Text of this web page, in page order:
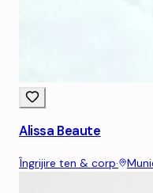
Alissa Beaute
Îngrijire ten & corp·